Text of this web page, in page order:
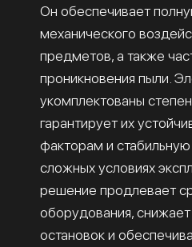
Он обеспечивает
механического
предметов, а также
проникновения пыли.
укомплектованы
гарантирует их
факторам и
сложных условиях
решение продлевает
оборудования,
остановок и